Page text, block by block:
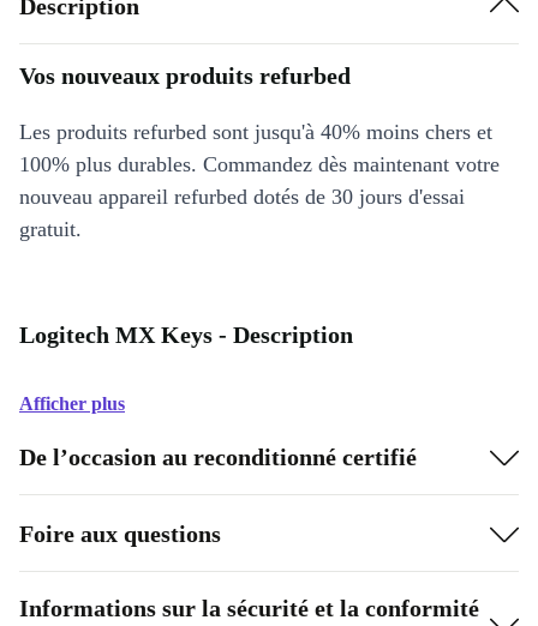
Description
Vos nouveaux produits refurbed
Les produits refurbed sont jusqu'à 40% moins chers et
100% plus durables. Commandez dès maintenant votre
nouveau appareil refurbed dotés de 30 jours d'essai
gratuit.
Logitech MX Keys - Description
Afficher plus
De l’occasion au reconditionné certifié
Foire aux questions
Informations sur la sécurité et la conformité